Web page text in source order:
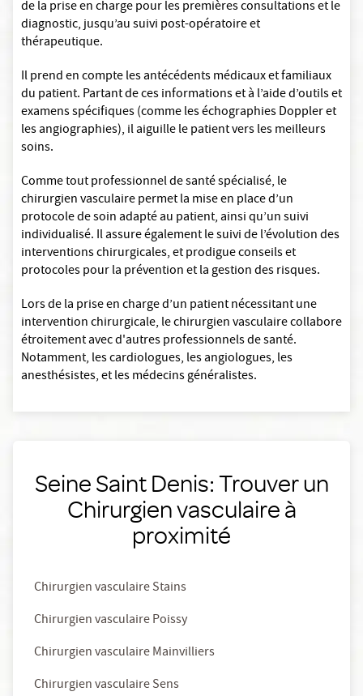
de la prise en charge pour les premières consultations et le
diagnostic, jusqu’au suivi post-opératoire et
thérapeutique.
Il prend en compte les antécédents médicaux et familiaux
du patient. Partant de ces informations et à l’aide d’outils et
examens spécifiques (comme les échographies Doppler et
les angiographies), il aiguille le patient vers les meilleurs
soins.
Comme tout professionnel de santé spécialisé, le
chirurgien vasculaire permet la mise en place d’un
protocole de soin adapté au patient, ainsi qu’un suivi
individualisé. Il assure également le suivi de l’évolution des
interventions chirurgicales, et prodigue conseils et
protocoles pour la prévention et la gestion des risques.
Lors de la prise en charge d’un patient nécessitant une
intervention chirurgicale, le chirurgien vasculaire collabore
étroitement avec d'autres professionnels de santé.
Notamment, les cardiologues, les angiologues, les
anesthésistes, et les médecins généralistes.
Seine Saint Denis: Trouver un
Chirurgien vasculaire à
proximité
Chirurgien vasculaire Stains
Chirurgien vasculaire Poissy
Chirurgien vasculaire Mainvilliers
Chirurgien vasculaire Sens